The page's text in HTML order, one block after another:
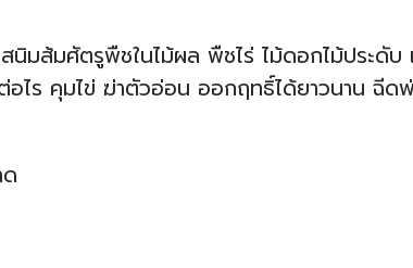
มส้มศัตรูพืชในไม้ผล พืชไร่ ไม้ดอกไม้ประดับ
ไร คุมไข่ ฆ่าตัวอ่อน ออกฤทธิ์ได้ยาวนาน ฉี